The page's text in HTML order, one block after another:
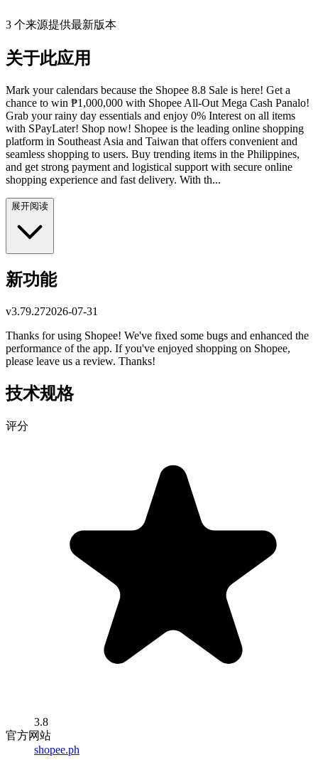
3 个来源提供最新版本
关于此应用
Mark your calendars because the Shopee 8.8 Sale is here! Get a
chance to win ₱1,000,000 with Shopee All-Out Mega Cash Panalo!
Grab your rainy day essentials and enjoy 0% Interest on all items
with SPayLater! Shop now! Shopee is the leading online shopping
platform in Southeast Asia and Taiwan that offers convenient and
seamless shopping to users. Buy trending items in the Philippines,
and get strong payment and logistical support with secure online
shopping experience and fast delivery. With th...
展开阅读
新功能
v3.79.272026-07-31
Thanks for using Shopee! We've fixed some bugs and enhanced the
performance of the app. If you've enjoyed shopping on Shopee,
please leave us a review. Thanks!
技术规格
评分
3.8
官方网站
shopee.ph